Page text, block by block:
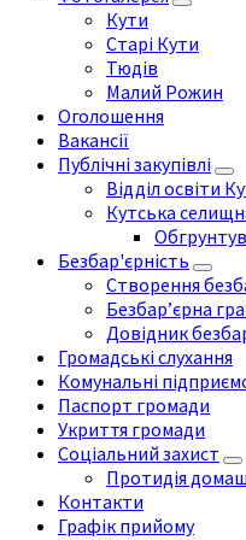
Кути
Старі Кути
Тюдів
Малий Рожин
Оголошення
Вакансії
Публічні закупівлі
Відділ освіти
Кутська
Безбар'єрність
Створення
Безбар’єрна
Довідник
Громадські слухання
Комунальні
Паспорт громади
Укриття громади
Соціальний захист
Протидія
Контакти
Графік прийому